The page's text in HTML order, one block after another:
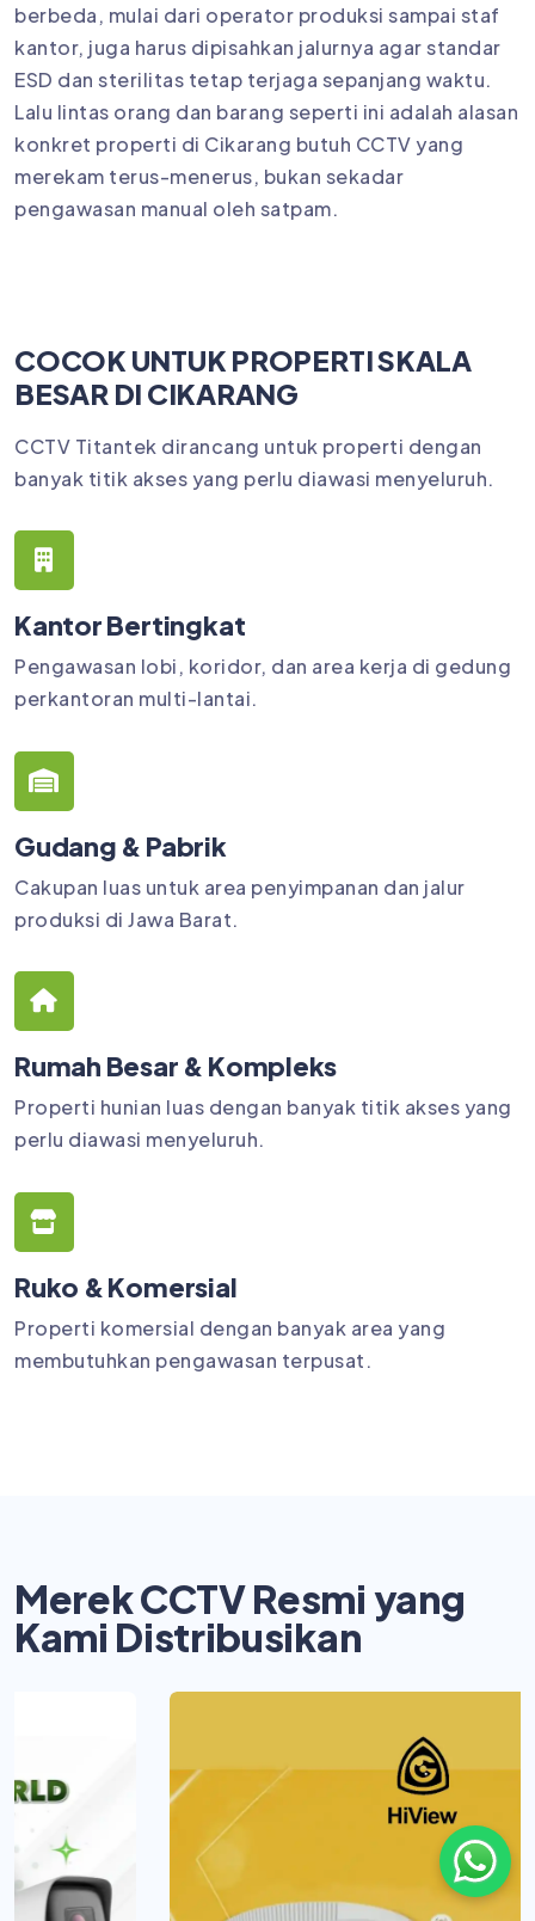
berbeda, mulai dari operator produksi sampai staf
kantor, juga harus dipisahkan jalurnya agar standar
ESD dan sterilitas tetap terjaga sepanjang waktu.
Lalu lintas orang dan barang seperti ini adalah alasan
konkret properti di Cikarang butuh CCTV yang
merekam terus-menerus, bukan sekadar
pengawasan manual oleh satpam.
COCOK UNTUK PROPERTI SKALA
BESAR DI CIKARANG
CCTV Titantek dirancang untuk properti dengan
banyak titik akses yang perlu diawasi menyeluruh.
Kantor Bertingkat
Pengawasan lobi, koridor, dan area kerja di gedung
perkantoran multi-lantai.
Gudang & Pabrik
Cakupan luas untuk area penyimpanan dan jalur
produksi di Jawa Barat.
Rumah Besar & Kompleks
Properti hunian luas dengan banyak titik akses yang
perlu diawasi menyeluruh.
Ruko & Komersial
Properti komersial dengan banyak area yang
membutuhkan pengawasan terpusat.
Merek CCTV Resmi yang
Kami Distribusikan